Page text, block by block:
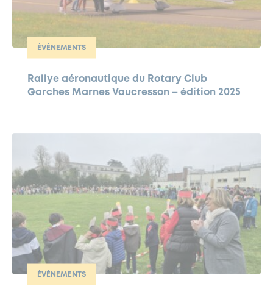
ÉVÈNEMENTS
Rallye aéronautique du Rotary Club
Garches Marnes Vaucresson – édition 2025
ÉVÈNEMENTS